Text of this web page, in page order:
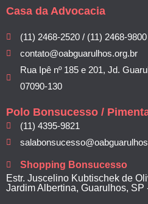
Casa da Advocacia
(11) 2468-2520 / (11) 2468-9800
contato@oabguarulhos.org.br
Rua Ipê nº 185 e 201, Jd.
07090-130
Polo Bonsucesso /
(11) 4395-9821
Shopping Bonsucesso
Estr. Juscelino Kubtischek de
Jardim Albertina, Guarulhos, SP